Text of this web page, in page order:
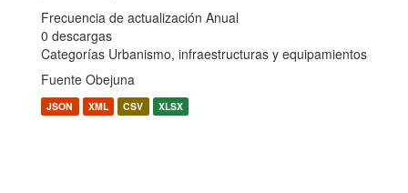
Frecuencia de actualización Anual
0 descargas
Categorías Urbanismo, infraestructuras y equipamientos
Fuente Obejuna
JSON XML CSV XLSX